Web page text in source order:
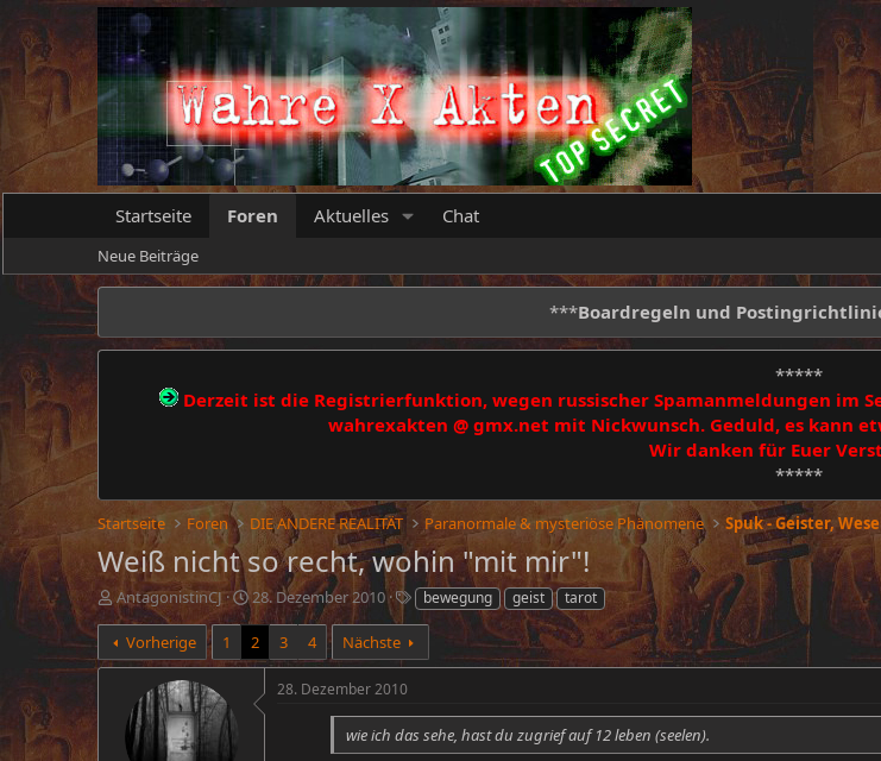
Startseite Foren Aktuelles Chat
Neue Beiträge
***Boardregeln und
*****
Derzeit ist die Registrierfunktion, wegen russischer Spamanmeldungen im
wahrexakten @ gmx.net mit Nickwunsch. Geduld, es kann
Wir danken für Euer
*****
Startseite Foren DIE ANDERE REALITÄT Paranormale & mysteriöse Phänomene
Weiß nicht so recht, wohin "mit mir"!
E
r
s
t
AntagonistinCJ
E
r
s
t
l
28. Dezember 2010
S
c
l
w
o
bewegung geist tarot
Vorherige 1 2 3 4 Nächste
28. Dezember 2010
wie ich das sehe, hast du zugrief auf 12 leben (seelen).